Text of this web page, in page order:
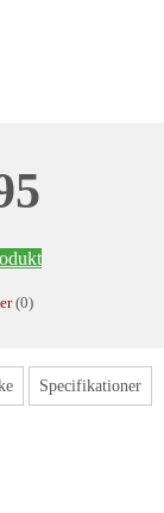
(0)
Specifikationer